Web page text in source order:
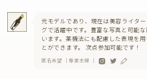
元モデルであり、現在は美容ライター
グで活躍中です。豊富な写真と可能
います。薬機法にも配慮した表現を
とができます。 次点参加可能です！
匿名希望 ｜専業主婦 ｜